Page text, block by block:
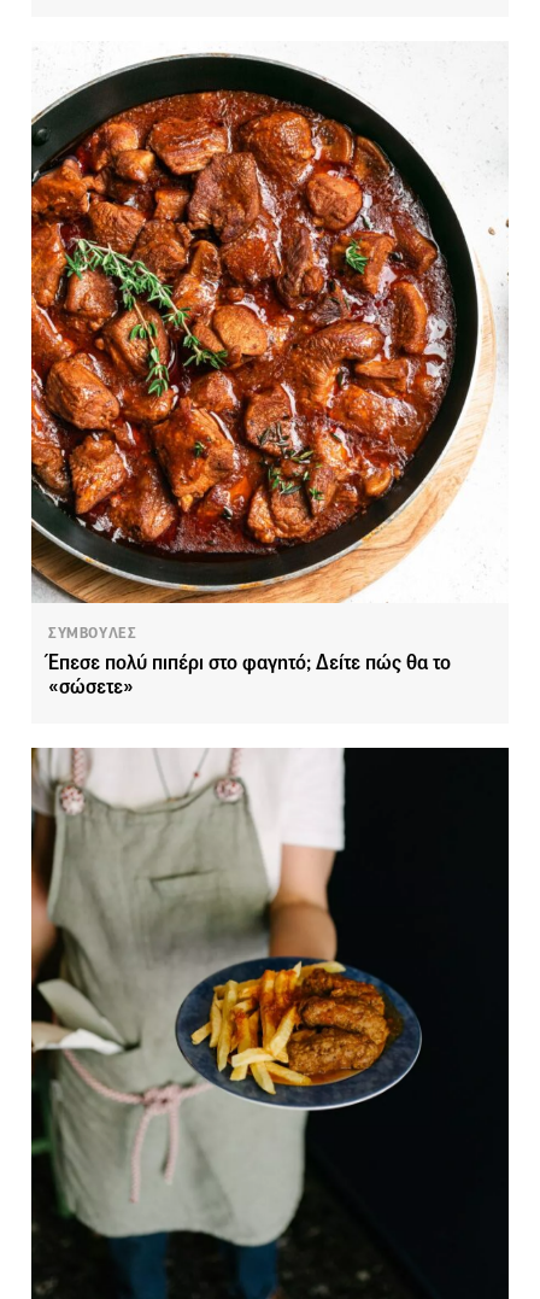
ΣΥΜΒΟΥΛΕΣ
Έπεσε πολύ πιπέρι στο φαγητό; Δείτε πώς θα το
«σώσετε»